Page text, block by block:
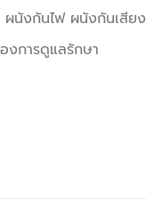
ผนังกันไฟ ผนังกันเสียง
การดูแลรักษา